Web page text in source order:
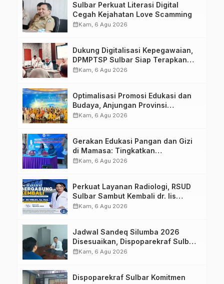
Sulbar Perkuat Literasi Digital
Cegah Kejahatan Love Scamming
calendar_monthKam, 6 Agu 2026
Dukung Digitalisasi Kepegawaian,
DPMPTSP Sulbar Siap Terapkan
Aplikasi FLEKSI ASN
calendar_monthKam, 6 Agu 2026
Optimalisasi Promosi Edukasi dan
Budaya, Anjungan Provinsi
Sulawesi Barat Perkuat Kolaborasi
calendar_monthKam, 6 Agu 2026
Gerakan Edukasi Pangan dan Gizi
di Mamasa: Tingkatkan
Pengetahuan dan Keterampilan
calendar_monthKam, 6 Agu 2026
Perkuat Layanan Radiologi, RSUD
Sulbar Sambut Kembali dr. Iis
Imelda, Sp.Rad
calendar_monthKam, 6 Agu 2026
Jadwal Sandeq Silumba 2026
Disesuaikan, Dispoparekraf Sulbar
Pastikan Persiapan Tetap
calendar_monthKam, 6 Agu 2026
Dispoparekraf Sulbar Komitmen